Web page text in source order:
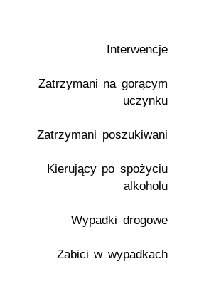
Interwencje
Zatrzymani na gorącym
uczynku
Zatrzymani poszukiwani
Kierujący po spożyciu
alkoholu
Wypadki drogowe
Zabici w wypadkach